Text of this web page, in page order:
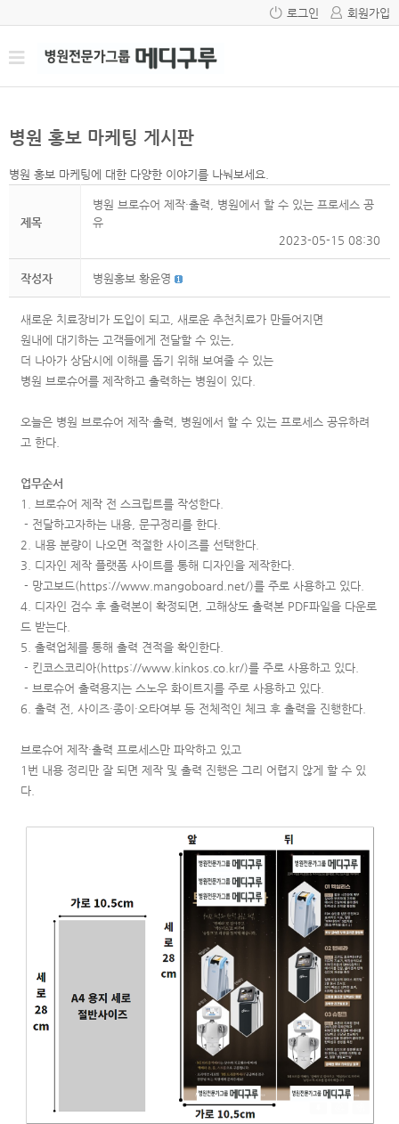
로그인 회원가입
병원 홍보 마케팅 게시판
병원 홍보 마케팅에 대한 다양한 이야기를 나눠보세요.
제목
병원 브로슈어 제작·출력, 병원에서 할 수 있는 프로세스 공
유
2023-05-15 08:30
작성자 병원홍보 황윤영
새로운 치료장비가 도입이 되고, 새로운 추천치료가 만들어지면
원내에 대기하는 고객들에게 전달할 수 있는,
더 나아가 상담시에 이해를 돕기 위해 보여줄 수 있는
병원 브로슈어를 제작하고 출력하는 병원이 있다.
오늘은 병원 브로슈어 제작·출력, 병원에서 할 수 있는 프로세스 공유하려
고 한다.
업무순서
1. 브로슈어 제작 전 스크립트를 작성한다.
- 전달하고자하는 내용, 문구정리를 한다.
2. 내용 분량이 나오면 적절한 사이즈를 선택한다.
3. 디자인 제작 플랫폼 사이트를 통해 디자인을 제작한다.
- 망고보드(https://www.mangoboard.net/)를 주로 사용하고 있다.
4. 디자인 검수 후 출력본이 확정되면, 고해상도 출력본 PDF파일을 다운로
드 받는다.
5. 출력업체를 통해 출력 견적을 확인한다.
- 킨코스코리아(https://www.kinkos.co.kr/)를 주로 사용하고 있다.
- 브로슈어 출력용지는 스노우 화이트지를 주로 사용하고 있다.
6. 출력 전, 사이즈·종이·오타여부 등 전체적인 체크 후 출력을 진행한다.
브로슈어 제작·출력 프로세스만 파악하고 있고
1번 내용 정리만 잘 되면 제작 및 출력 진행은 그리 어렵지 않게 할 수 있
다.